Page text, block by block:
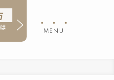
・・・
MENU